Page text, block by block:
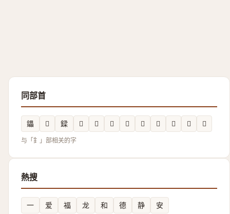
同部首
鑘 𫓌 𨫟 𨮍 𨨀 𨥸 𨨣 𨮔 𨪈 𨦬 𨭄 𨨹
与「釒」部相关的字
熱搜
一 爱 福 龙 和 德 静 安